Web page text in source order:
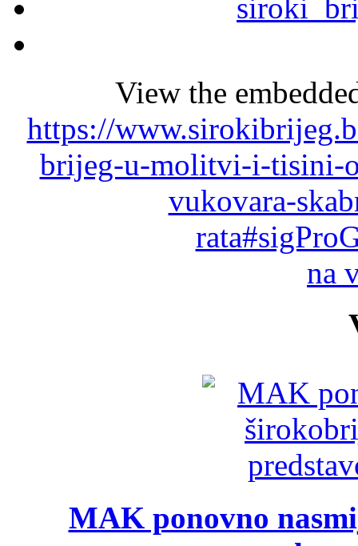
View the
https://
brijeg-u-molitvi-i-tisini-
vukovara-
na
MAK ponovno